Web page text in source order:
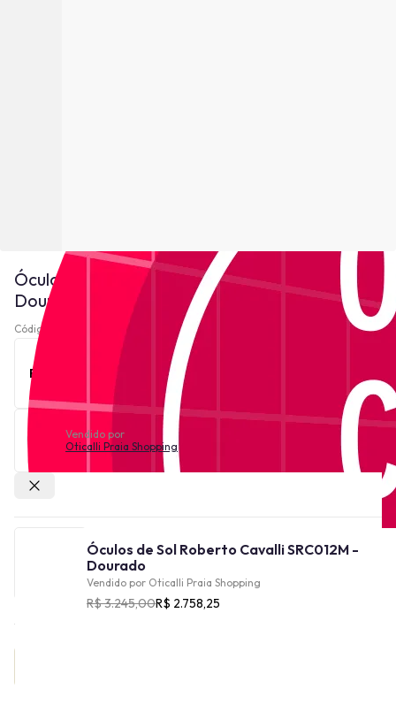
Óculos de Sol Roberto Cavalli SRC012M -
Dourado
Código 221837- Ver descrição
Este produto está indisponível no momento.
Vendido por
Oticalli Praia Shopping
Óculos de Sol Roberto Cavalli SRC012M -
Dourado
Vendido por Oticalli Praia Shopping
R$ 3.245,00R$ 2.758,25